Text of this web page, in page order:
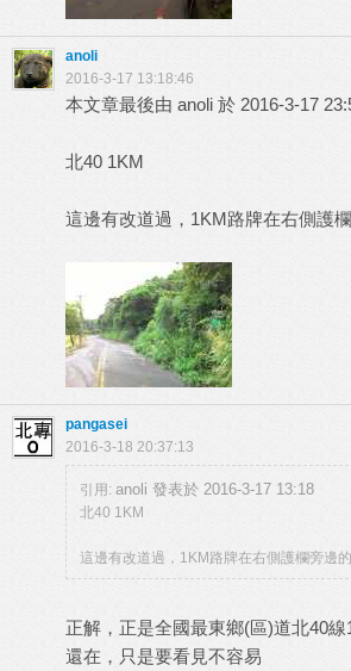
anoli
2016-3-17 13:18:46
本文章最後由 anoli 於 2016-3-17
北40 1KM
這邊有改道過，1KM路牌在右側護欄
pangasei
2016-3-18 20:37:13
引用: anoli 發表於 2016-3-17 13:18
北40 1KM
這邊有改道過，1KM路牌在右側護欄旁邊的
正解，正是全國最東鄉(區)道北40
還在，只是要看見不容易